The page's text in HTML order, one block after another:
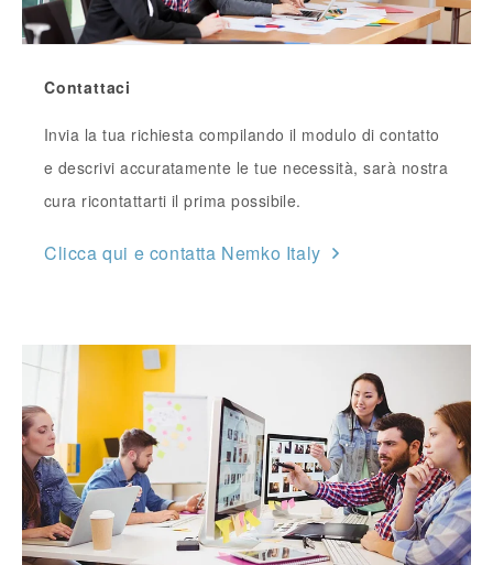
Contattaci
Invia la tua richiesta compilando il modulo di contatto
e descrivi accuratamente le tue necessità, sarà nostra
cura ricontattarti il prima possibile.
Clicca qui e contatta Nemko Italy